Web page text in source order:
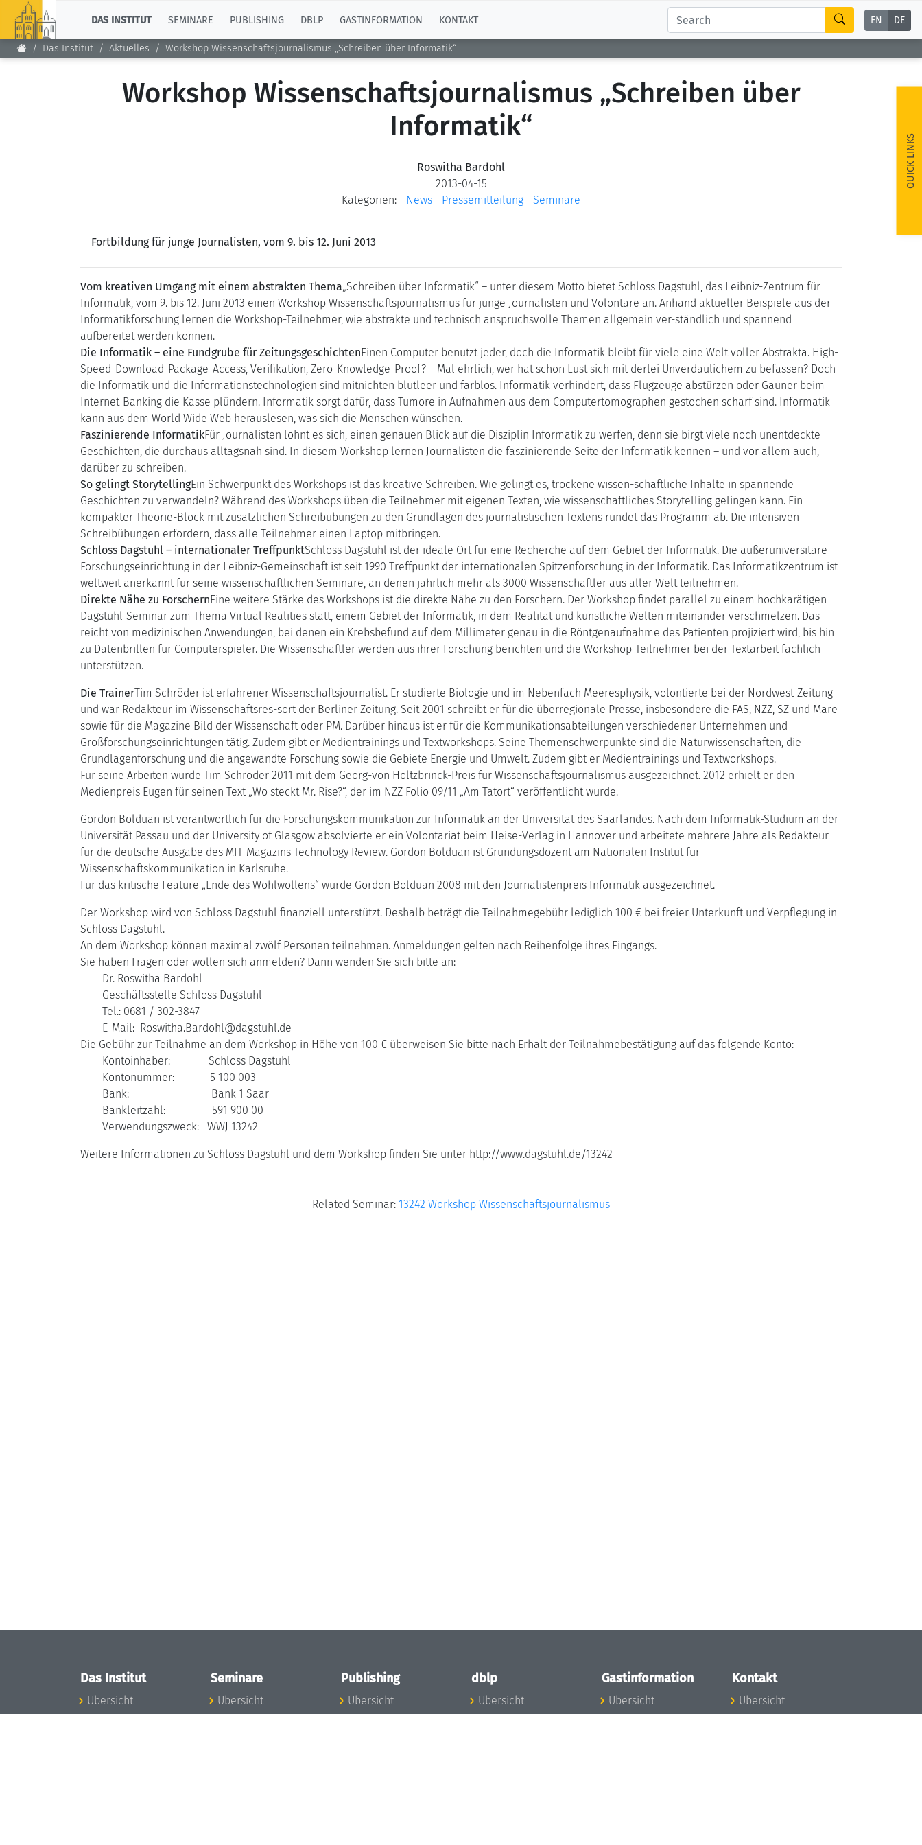
DAS INSTITUT SEMINARE PUBLISHING DBLP GASTINFORMATION KONTAKT EN DE
Das Institut Aktuelles Workshop Wissenschaftsjournalismus „Schreiben über Informatik“
QUICK LINKS
Workshop Wissenschaftsjournalismus „Schreiben über
Informatik“
Roswitha Bardohl
2013-04-15
Kategorien:
News Pressemitteilung Seminare
Fortbildung für junge Journalisten, vom 9. bis 12. Juni 2013
Vom kreativen Umgang mit einem abstrakten Thema„Schreiben über Informatik“ – unter diesem Motto bietet Schloss Dagstuhl, das Leibniz-Zentrum für
Informatik, vom 9. bis 12. Juni 2013 einen Workshop Wissenschaftsjournalismus für junge Journalisten und Volontäre an. Anhand aktueller Beispiele aus der
Informatikforschung lernen die Workshop-Teilnehmer, wie abstrakte und technisch anspruchsvolle Themen allgemein ver-ständlich und spannend
aufbereitet werden können.
Die Informatik – eine Fundgrube für ZeitungsgeschichtenEinen Computer benutzt jeder, doch die Informatik bleibt für viele eine Welt voller Abstrakta. High-
Speed-Download-Package-Access, Verifikation, Zero-Knowledge-Proof? – Mal ehrlich, wer hat schon Lust sich mit derlei Unverdaulichem zu befassen? Doch
die Informatik und die Informationstechnologien sind mitnichten blutleer und farblos. Informatik verhindert, dass Flugzeuge abstürzen oder Gauner beim
Internet-Banking die Kasse plündern. Informatik sorgt dafür, dass Tumore in Aufnahmen aus dem Computertomographen gestochen scharf sind. Informatik
kann aus dem World Wide Web herauslesen, was sich die Menschen wünschen.
Faszinierende InformatikFür Journalisten lohnt es sich, einen genauen Blick auf die Disziplin Informatik zu werfen, denn sie birgt viele noch unentdeckte
Geschichten, die durchaus alltagsnah sind. In diesem Workshop lernen Journalisten die faszinierende Seite der Informatik kennen – und vor allem auch,
darüber zu schreiben.
So gelingt StorytellingEin Schwerpunkt des Workshops ist das kreative Schreiben. Wie gelingt es, trockene wissen-schaftliche Inhalte in spannende
Geschichten zu verwandeln? Während des Workshops üben die Teilnehmer mit eigenen Texten, wie wissenschaftliches Storytelling gelingen kann. Ein
kompakter Theorie-Block mit zusätzlichen Schreibübungen zu den Grundlagen des journalistischen Textens rundet das Programm ab. Die intensiven
Schreibübungen erfordern, dass alle Teilnehmer einen Laptop mitbringen.
Schloss Dagstuhl – internationaler TreffpunktSchloss Dagstuhl ist der ideale Ort für eine Recherche auf dem Gebiet der Informatik. Die außeruniversitäre
Forschungseinrichtung in der Leibniz-Gemeinschaft ist seit 1990 Treffpunkt der internationalen Spitzenforschung in der Informatik. Das Informatikzentrum ist
weltweit anerkannt für seine wissenschaftlichen Seminare, an denen jährlich mehr als 3000 Wissenschaftler aus aller Welt teilnehmen.
Direkte Nähe zu ForschernEine weitere Stärke des Workshops ist die direkte Nähe zu den Forschern. Der Workshop findet parallel zu einem hochkarätigen
Dagstuhl-Seminar zum Thema Virtual Realities statt, einem Gebiet der Informatik, in dem Realität und künstliche Welten miteinander verschmelzen. Das
reicht von medizinischen Anwendungen, bei denen ein Krebsbefund auf dem Millimeter genau in die Röntgenaufnahme des Patienten projiziert wird, bis hin
zu Datenbrillen für Computerspieler. Die Wissenschaftler werden aus ihrer Forschung berichten und die Workshop-Teilnehmer bei der Textarbeit fachlich
unterstützen.
Die TrainerTim Schröder ist erfahrener Wissenschaftsjournalist. Er studierte Biologie und im Nebenfach Meeresphysik, volontierte bei der Nordwest-Zeitung
und war Redakteur im Wissenschaftsres-sort der Berliner Zeitung. Seit 2001 schreibt er für die überregionale Presse, insbesondere die FAS, NZZ, SZ und Mare
sowie für die Magazine Bild der Wissenschaft oder PM. Darüber hinaus ist er für die Kommunikationsabteilungen verschiedener Unternehmen und
Großforschungseinrichtungen tätig. Zudem gibt er Medientrainings und Textworkshops. Seine Themenschwerpunkte sind die Naturwissenschaften, die
Grundlagenforschung und die angewandte Forschung sowie die Gebiete Energie und Umwelt. Zudem gibt er Medientrainings und Textworkshops.
Für seine Arbeiten wurde Tim Schröder 2011 mit dem Georg-von Holtzbrinck-Preis für Wissenschaftsjournalismus ausgezeichnet. 2012 erhielt er den
Medienpreis Eugen für seinen Text „Wo steckt Mr. Rise?“, der im NZZ Folio 09/11 „Am Tatort“ veröffentlicht wurde.
Gordon Bolduan ist verantwortlich für die Forschungskommunikation zur Informatik an der Universität des Saarlandes. Nach dem Informatik-Studium an der
Universität Passau und der University of Glasgow absolvierte er ein Volontariat beim Heise-Verlag in Hannover und arbeitete mehrere Jahre als Redakteur
für die deutsche Ausgabe des MIT-Magazins Technology Review. Gordon Bolduan ist Gründungsdozent am Nationalen Institut für
Wissenschaftskommunikation in Karlsruhe.
Für das kritische Feature „Ende des Wohlwollens“ wurde Gordon Bolduan 2008 mit den Journalistenpreis Informatik ausgezeichnet.
Der Workshop wird von Schloss Dagstuhl finanziell unterstützt. Deshalb beträgt die Teilnahmegebühr lediglich 100 € bei freier Unterkunft und Verpflegung in
Schloss Dagstuhl.
An dem Workshop können maximal zwölf Personen teilnehmen. Anmeldungen gelten nach Reihenfolge ihres Eingangs.
Sie haben Fragen oder wollen sich anmelden? Dann wenden Sie sich bitte an:
Dr. Roswitha Bardohl
Geschäftsstelle Schloss Dagstuhl
Tel.: 0681 / 302-3847
E-Mail: Roswitha.Bardohl@dagstuhl.de
Die Gebühr zur Teilnahme an dem Workshop in Höhe von 100 € überweisen Sie bitte nach Erhalt der Teilnahmebestätigung auf das folgende Konto:
Kontoinhaber: Schloss Dagstuhl
Kontonummer: 5 100 003
Bank: Bank 1 Saar
Bankleitzahl: 591 900 00
Verwendungszweck: WWJ 13242
Weitere Informationen zu Schloss Dagstuhl und dem Workshop finden Sie unter http://www.dagstuhl.de/13242
Related Seminar: 13242 Workshop Wissenschaftsjournalismus
Das Institut
Übersicht
Seminare
Übersicht
Publishing
Übersicht
dblp
Übersicht
Gastinformation
Übersicht
Kontakt
Übersicht